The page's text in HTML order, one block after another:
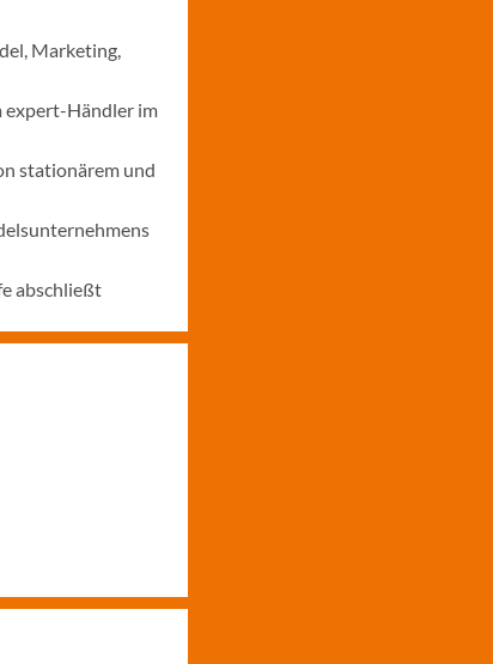
Marketing,
expert-Händler im
stationärem und
abschließt